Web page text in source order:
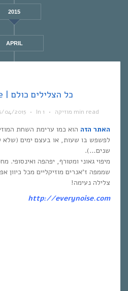
2015
APRIL
Every Noise at Once | כל הצלילים כולם
04/2015 • In מוזיקה • 1 min read
האתר הזה הוא כמו ערימת השחת
לפשפש בו שעות, או בעצם ימים (שלא
שנים…).
מיפוי גאוני ומטורף, יפהפה ואינסופי.
שממפה ז’אנרים מוזיקליים מכל כיוון
צלילה נעימה!
http://everynoise.com